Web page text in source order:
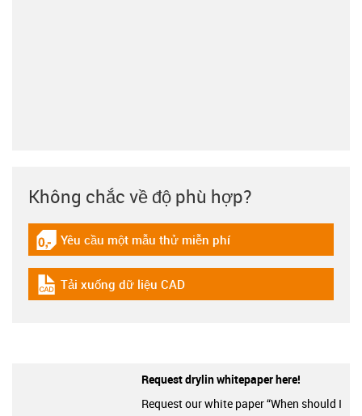
Không chắc về độ phù hợp?
igus-icon-gratismuster
Yêu cầu một mẫu thử miễn phí
igus-icon-cad-dateien
Tải xuống dữ liệu CAD
Request drylin whitepaper here!
Request our white paper “When should I